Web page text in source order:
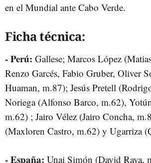
en el Mundial ante Cabo Verde.
Ficha técnica:
- Perú: Gallese; Marcos López
Renzo Garcés, Fabio Gruber, Oliver
Huaman, m.87); Jesús Pretell
Noriega (Alfonso Barco, m.62),
m.62) ; Jairo Vélez (Jairo Concha,
(Maxloren Castro, m.62) y Ugarriza
- España: Unai Simón (David Raya,